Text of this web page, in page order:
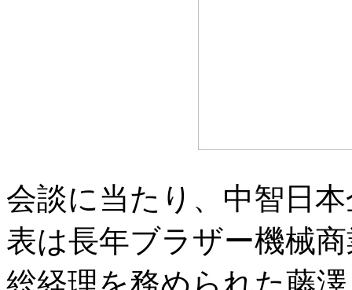
会談に当たり、中智日
表は長年ブラザー機械